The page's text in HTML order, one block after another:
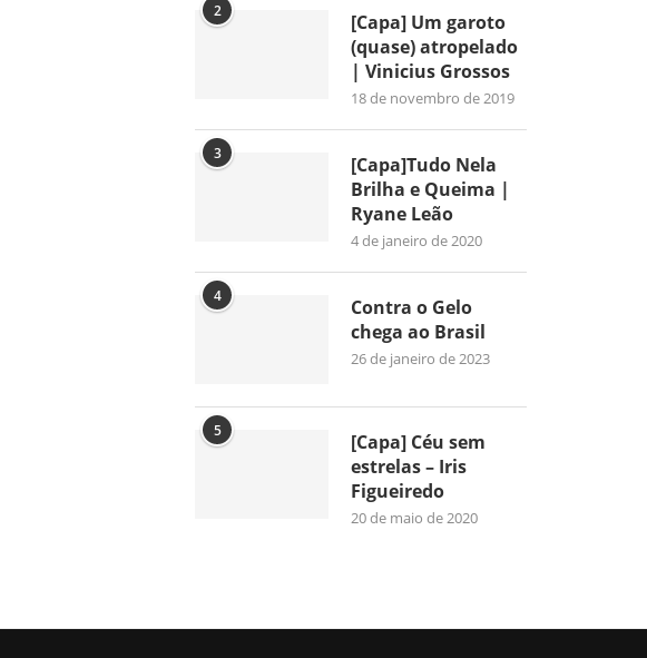
2
[Capa] Um garoto
(quase) atropelado
| Vinicius Grossos
18 de novembro de 2019
3
[Capa]Tudo Nela
Brilha e Queima |
Ryane Leão
4 de janeiro de 2020
4
Contra o Gelo
chega ao Brasil
26 de janeiro de 2023
5
[Capa] Céu sem
estrelas – Iris
Figueiredo
20 de maio de 2020